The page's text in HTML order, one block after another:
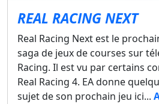
REAL RACING NEXT
Real Racing Next est le
saga de jeux de courses sur
Racing. Il est vu par certains
Real Racing 4. EA donne
sujet de son prochain jeu ici...